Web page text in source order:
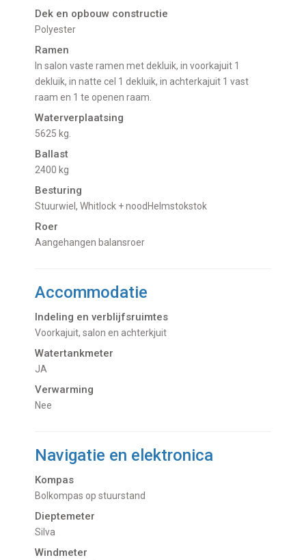
Dek en opbouw constructie
Polyester
Ramen
In salon vaste ramen met dekluik, in voorkajuit 1
dekluik, in natte cel 1 dekluik, in achterkajuit 1 vast
raam en 1 te openen raam.
Waterverplaatsing
5625 kg.
Ballast
2400 kg
Besturing
Stuurwiel, Whitlock + noodHelmstokstok
Roer
Aangehangen balansroer
Accommodatie
Indeling en verblijfsruimtes
Voorkajuit, salon en achterkjuit
Watertankmeter
JA
Verwarming
Nee
Navigatie en elektronica
Kompas
Bolkompas op stuurstand
Dieptemeter
Silva
Windmeter